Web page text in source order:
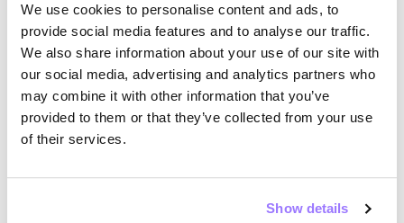
We use cookies to personalise content and ads, to
provide social media features and to analyse our traffic.
We also share information about your use of our site with
our social media, advertising and analytics partners who
may combine it with other information that you’ve
provided to them or that they’ve collected from your use
of their services.
Show details
Jalbert
La P’tite fanfare
La Mano Negra
La Compagnie
pour Rire